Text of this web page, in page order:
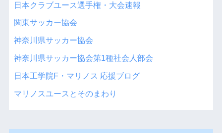
日本クラブユース選手権・大会速報
関東サッカー協会
神奈川県サッカー協会
神奈川県サッカー協会第1種社会人部会
日本工学院F・マリノス 応援ブログ
マリノスユースとそのまわり